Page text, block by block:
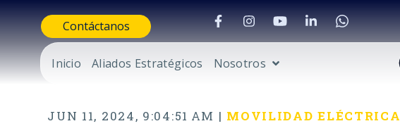
Contáctanos
Inicio Aliados Estratégicos Nosotros
JUN 11, 2024, 9:04:51 AM | MOVILIDAD ELÉCTRICA